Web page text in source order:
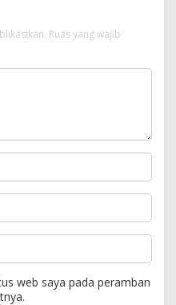
Ruas yang wajib
web saya pada peramban